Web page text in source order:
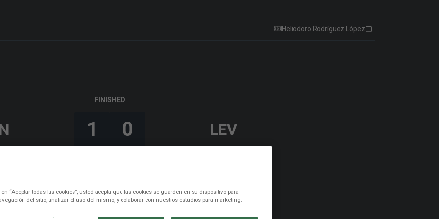
Heliodoro Rodríguez López
FINISHED
1 0 LEV
“Aceptar todas las cookies”, usted acepta que las cookies se guarden en su dispositivo para
del sitio, analizar el uso del mismo, y colaborar con nuestros estudios para marketing.